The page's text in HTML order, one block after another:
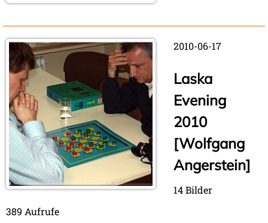
2010-06-17
Laska
Evening
2010
[Wolfgang
Angerstein]
14 Bilder
389 Aufrufe